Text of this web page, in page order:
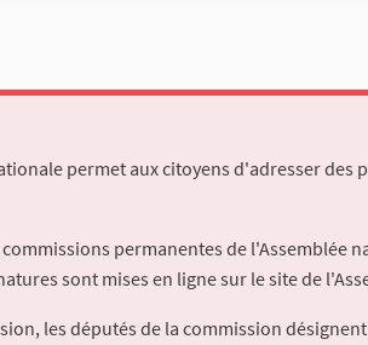
permet aux citoyens d'adresser
permanentes de l'Assemblée
sont mises en ligne sur le site de
les députés de la commission